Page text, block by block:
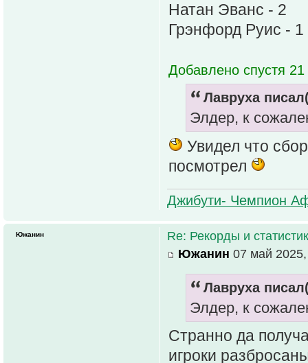
Натан Эванс - 2
Грэнфорд Руис - 1
Добавлено спустя
Лавруха
Элдер, к
Увидел что
посмотрел
Джибути- Чемпион
Re: Рекорды и
Южанин 07 май
Лавруха
Элдер, к
Странно да
игроки
Южанин